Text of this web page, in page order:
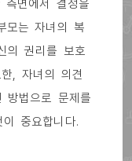
면에서 결정을
모는 자녀의 복
의 권리를 보호
, 자녀의 의견
방법으로 문제를
중요합니다.